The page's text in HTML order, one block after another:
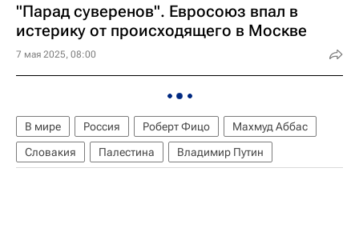
"Парад суверенов". Евросоюз впал в
истерику от происходящего в Москве
7 мая 2025, 08:00
В мире Россия Роберт Фицо
Махмуд Аббас
Словакия
Палестина Владимир Путин